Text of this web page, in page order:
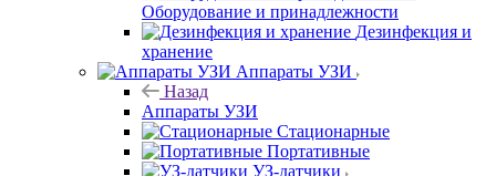
Оборудование и принадлежности
Дезинфекция и
хранение
Аппараты УЗИ
Назад
Аппараты УЗИ
Стационарные
Портативные
УЗ-датчики